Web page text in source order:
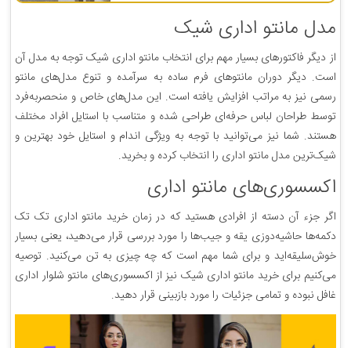
مدل مانتو اداری شیک
از دیگر فاکتورهای بسیار مهم برای انتخاب مانتو اداری شیک توجه به مدل آن
است. دیگر دوران مانتوهای فرم ساده به سرآمده و تنوع مدل‌های مانتو
رسمی نیز به مراتب افزایش یافته است. این مدل‌های خاص و منحصربه‌فرد
توسط طراحان لباس حرفه‌ای طراحی شده و متناسب با استایل افراد مختلف
هستند. شما نیز می‌توانید با توجه به ویژگی اندام و استایل خود بهترین و
شیک‌ترین مدل مانتو اداری را انتخاب کرده و بخرید.
اکسسوری‌های مانتو اداری
اگر جزء آن دسته از افرادی هستید که در زمان خرید مانتو اداری تک تک
دکمه‌ها حاشیه‌دوزی یقه و جیب‌ها را مورد بررسی قرار می‌دهید، یعنی بسیار
خوش‌سلیقه‌اید و برای شما مهم است که چه چیزی به تن می‌کنید. توصیه
می‌کنیم برای خرید مانتو اداری شیک نیز از اکسسوری‌های مانتو شلوار اداری
غافل نبوده و تمامی جزئیات را مورد بازبینی قرار دهید.